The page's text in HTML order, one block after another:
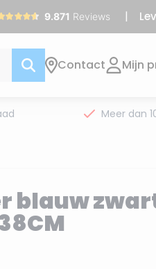
Contact Mijn
Meer dan
blauw